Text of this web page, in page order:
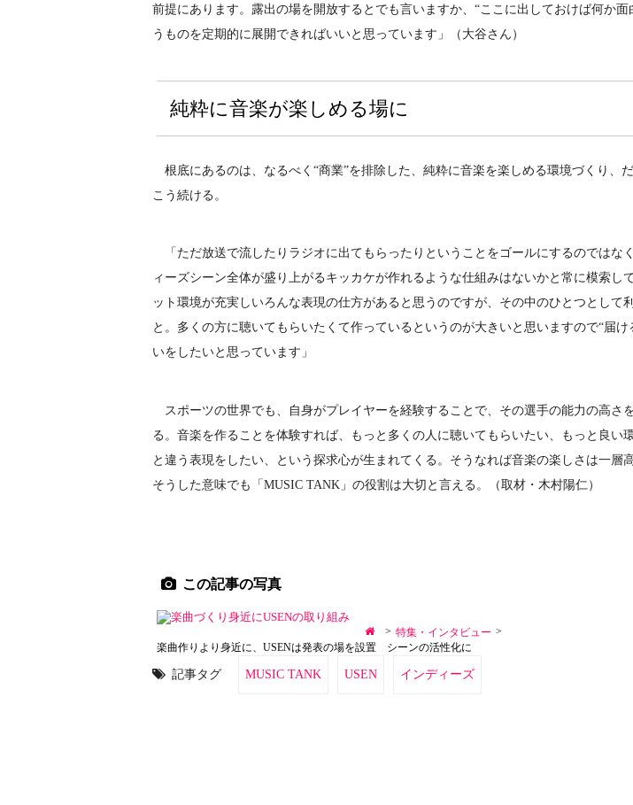
前提にあります。露出の場を開放するとでも言いますか、“ここに出しておけば何か面
うものを定期的に展開できればいいと思っています」（大谷さん）
純粋に音楽が楽しめる場に
根底にあるのは、なるべく“商業”を排除した、純粋に音楽を楽しめる環境づくり、
こう続ける。
「ただ放送で流したりラジオに出てもらったりということをゴールにするのではな
ィーズシーン全体が盛り上がるキッカケが作れるような仕組みはないかと常に模索し
ット環境が充実しいろんな表現の仕方があると思うのですが、その中のひとつとして
と。多くの方に聴いてもらいたくて作っているというのが大きいと思いますので“届け
いをしたいと思っています」
スポーツの世界でも、自身がプレイヤーを経験することで、その選手の能力の高さ
る。音楽を作ることを体験すれば、もっと多くの人に聴いてもらいたい、もっと良い
と違う表現をしたい、という探求心が生まれてくる。そうなれば音楽の楽しさは一層
そうした意味でも「MUSIC TANK」の役割は大切と言える。（取材・木村陽仁）
この記事の写真
> 特集・インタビュー >
楽曲作りより身近に、USENは発表の場を設置 シーンの活性化に
記事タグ MUSIC TANK USEN インディーズ